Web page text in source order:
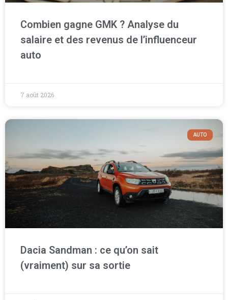
Combien gagne GMK ? Analyse du
salaire et des revenus de l’influenceur
auto
7 août 2026
AUTO
Dacia Sandman : ce qu’on sait
(vraiment) sur sa sortie